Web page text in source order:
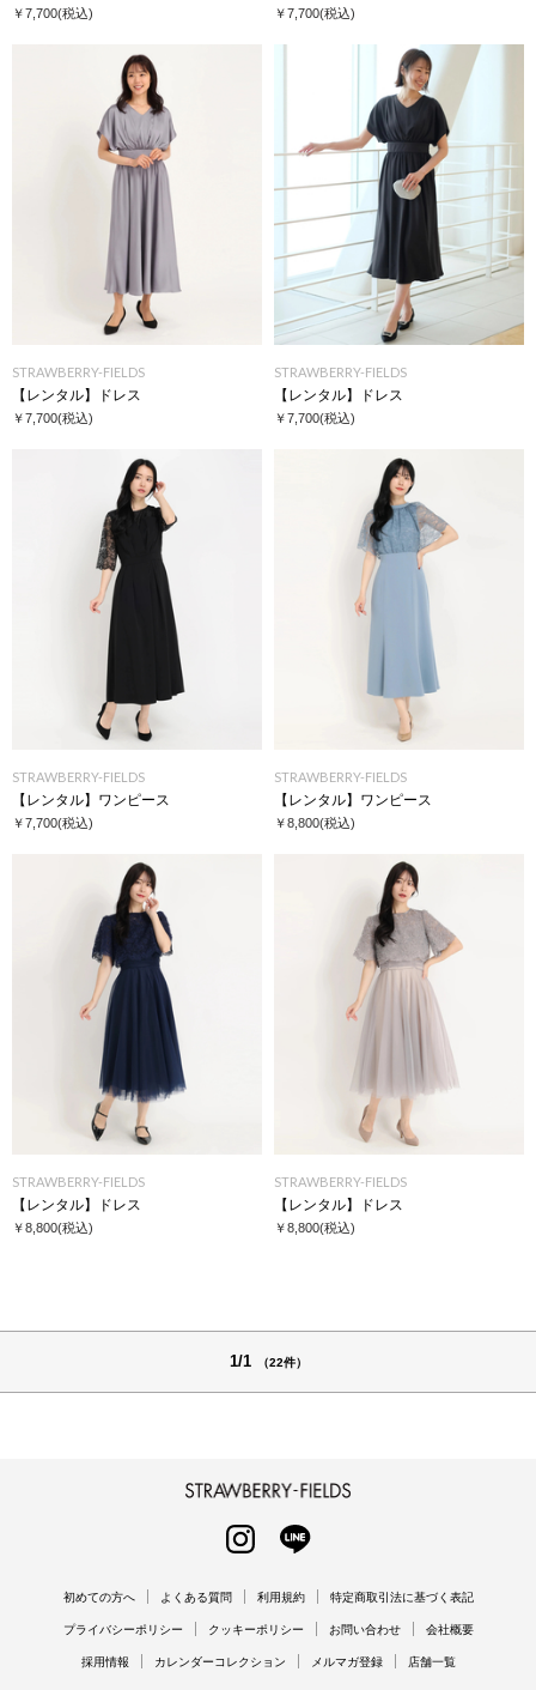
￥7,700(税込) ￥7,700(税込)
STRAWBERRY-FIELDS
【レンタル】ドレス
￥7,700(税込)
STRAWBERRY-FIELDS
【レンタル】ドレス
￥7,700(税込)
STRAWBERRY-FIELDS
【レンタル】ワンピース
￥7,700(税込)
STRAWBERRY-FIELDS
【レンタル】ワンピース
￥8,800(税込)
STRAWBERRY-FIELDS
【レンタル】ドレス
￥8,800(税込)
STRAWBERRY-FIELDS
【レンタル】ドレス
￥8,800(税込)
1/1 （22件）
INSTAGRAM
初めての方へ よくある質問 利用規約 特定商取引法に基づく表記
プライバシーポリシー クッキーポリシー お問い合わせ 会社概要
採用情報 カレンダーコレクション メルマガ登録 店舗一覧